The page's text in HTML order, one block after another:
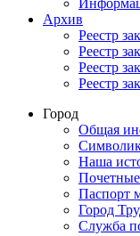
Архив
Реестр
Реестр
Реестр
Реестр
Город
Общая
Наша
Паспорт
Город
Служба